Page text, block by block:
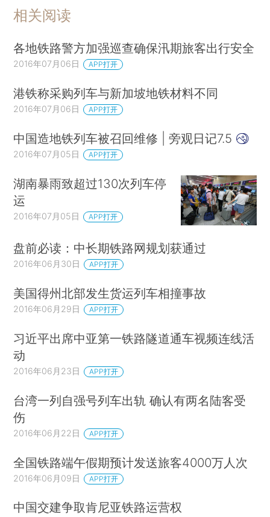
相关阅读
各地铁路警方加强巡查确保汛期旅客出行安全
2016年07月06日 APP打开
港铁称采购列车与新加坡地铁材料不同
2016年07月06日 APP打开
中国造地铁列车被召回维修 | 旁观日记7.5
2016年07月05日 APP打开
湖南暴雨致超过130次列车停
运
2016年07月05日 APP打开
盘前必读：中长期铁路网规划获通过
2016年06月30日 APP打开
美国得州北部发生货运列车相撞事故
2016年06月29日 APP打开
习近平出席中亚第一铁路隧道通车视频连线活
动
2016年06月23日 APP打开
台湾一列自强号列车出轨 确认有两名陆客受
伤
2016年06月22日 APP打开
全国铁路端午假期预计发送旅客4000万人次
2016年06月09日 APP打开
中国交建争取肯尼亚铁路运营权